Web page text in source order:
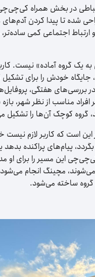
در بخش همراه
شده تا پیدا کردن
اجتماعی کمی
یک گروه آماده» نیست.
جایگاه خودش را برای تشکیل
هفتگی،
مناسب از نظر شهر،
گروه کوچک آن‌ها را
است که کاربر لازم نیست
پیام‌های پراکنده بدهد
این مسیر را برای او
می‌شوند، مچینگ انجام
ساخته می‌شود.